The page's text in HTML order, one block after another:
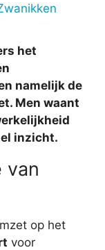
het
namelijk de
Men waant
inzicht.
van
op het
voor